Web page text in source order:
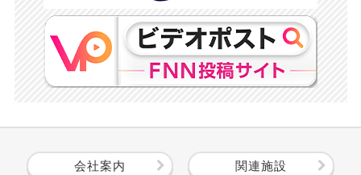
会社案内 関連施設